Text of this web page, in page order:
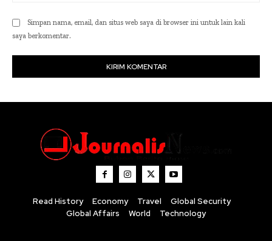
Simpan nama, email, dan situs web saya di browser ini untuk lain kali
saya berkomentar.
Read History Economy Travel
Global Security
Global Affairs
World Technology